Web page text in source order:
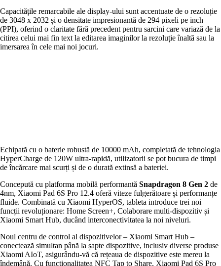
Capacitățile remarcabile ale display-ului sunt accentuate de o rezoluție
de 3048 x 2032 și o densitate impresionantă de 294 pixeli pe inch
(PPI), oferind o claritate fără precedent pentru sarcini care variază de la
citirea celui mai fin text la editarea imaginilor la rezoluție înaltă sau la
imersarea în cele mai noi jocuri.
Echipată cu o baterie robustă de 10000 mAh, completată de tehnologia
HyperCharge de 120W ultra-rapidă, utilizatorii se pot bucura de timpi
de încărcare mai scurți și de o durată extinsă a bateriei.
Concepută cu platforma mobilă performantă Snapdragon 8 Gen 2 de
4nm, Xiaomi Pad 6S Pro 12.4 oferă viteze fulgerătoare și performanțe
fluide. Combinată cu Xiaomi HyperOS, tableta introduce trei noi
funcții revoluționare: Home Screen+, Colaborare multi-dispozitiv și
Xiaomi Smart Hub, ducând interconectivitatea la noi niveluri.
Noul centru de control al dispozitivelor – Xiaomi Smart Hub –
conectează simultan până la șapte dispozitive, inclusiv diverse produse
Xiaomi AIoT, asigurându-vă că rețeaua de dispozitive este mereu la
îndemână. Cu funcționalitatea NFC Tap to Share, Xiaomi Pad 6S Pro